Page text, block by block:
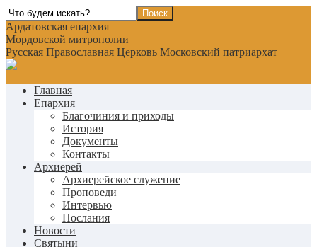
Ардатовская епархия
Мордовской митрополии
Русская Православная Церковь Московский патриархат
Главная
Епархия
Благочиния и приходы
История
Документы
Контакты
Архиерей
Архиерейское служение
Проповеди
Интервью
Послания
Новости
Святыни